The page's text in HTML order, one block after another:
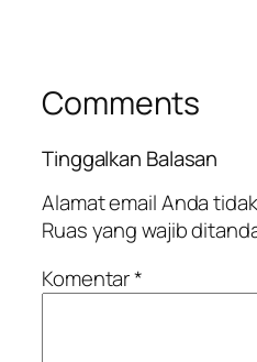
Comments
Tinggalkan Balasan
Alamat email Anda
Ruas yang wajib
Komentar*